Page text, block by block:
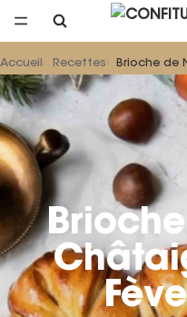
Accueil Recettes Brioche de